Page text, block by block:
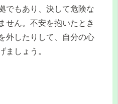
でもあり、決して危険な
せん。不安を抱いたとき
外したりして、自分の心
ましょう。